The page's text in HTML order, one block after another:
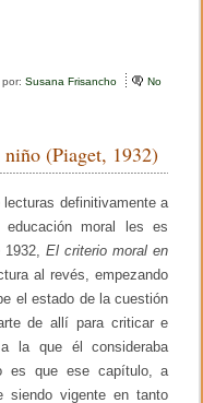
por:Susana Frisancho
No
(Piaget, 1932)
definitivamente a
moral les es
1932,El criterio moral en
al revés, empezando
el estado de la cuestión
de allí para criticar e
la que él consideraba
es que ese capítulo, a
siendo vigente en tanto